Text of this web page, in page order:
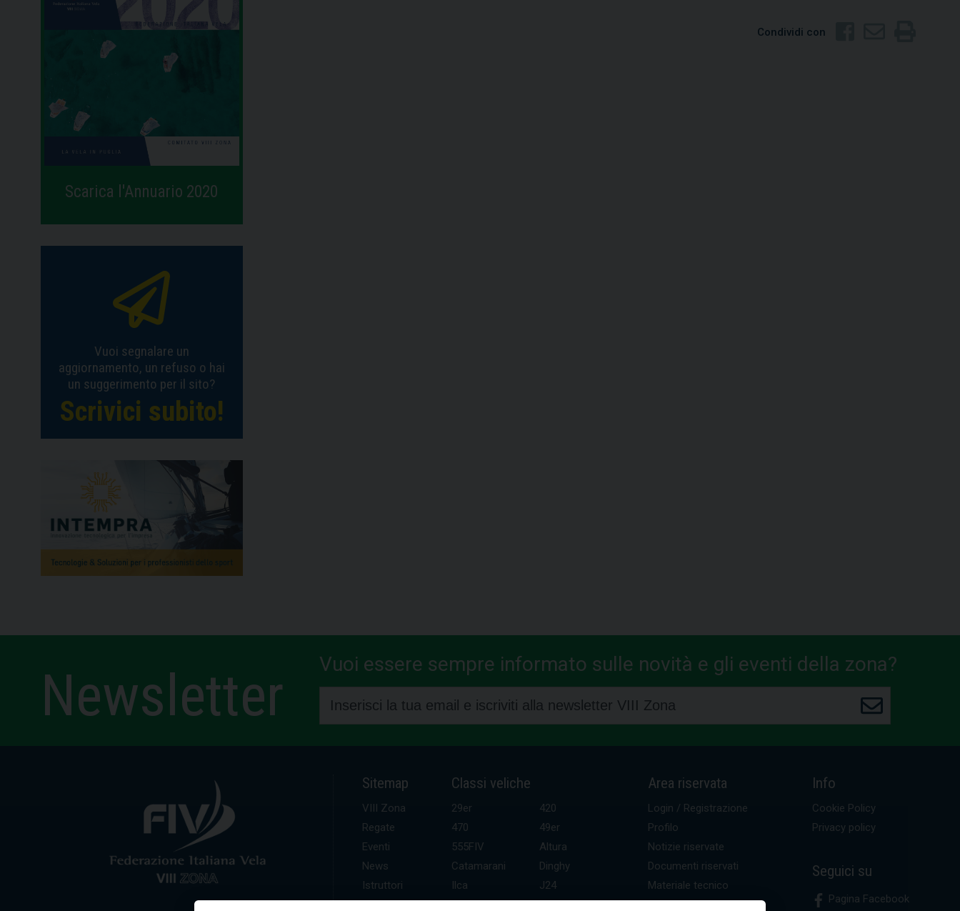
Scarica l'Annuario 2020
Vuoi segnalare un
aggiornamento, un refuso o hai
un suggerimento per il sito?
Scrivici subito!
Condividi con
Newsletter Vuoi essere sempre informato sulle novità e gli eventi della zona?
Sitemap
VIII Zona
Regate
Eventi
News
Istruttori
UDR
Classi veliche
29er
420
470
49er
555FIV
Altura
Catamarani
Dinghy
Ilca
J24
Kitefoil
Mini altura
Area riservata
Login / Registrazione
Profilo
Notizie riservate
Documenti riservati
Materiale tecnico
Info
Cookie Policy
Privacy policy
Seguici su
Pagina Facebook